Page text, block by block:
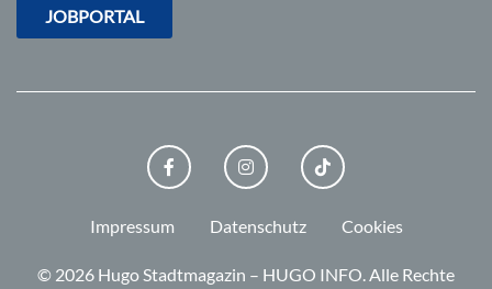
JOBPORTAL
FACEBOOKINSTAGRAMTIKTOK
Impressum Datenschutz Cookies
© 2026 Hugo Stadtmagazin – HUGO INFO.Alle Rechte